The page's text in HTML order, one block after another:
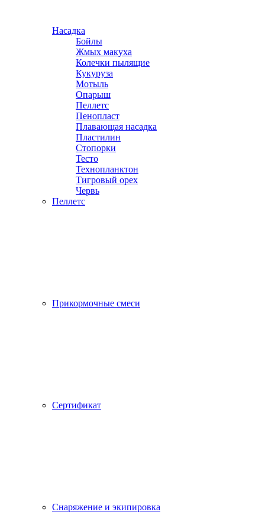
Насадка
Бойлы
Жмых макуха
Колечки пылящие
Кукуруза
Мотыль
Опарыш
Пеллетс
Пенопласт
Плавающая насадка
Пластилин
Стопорки
Тесто
Технопланктон
Тигровый орех
Червь
Пеллетс
Прикормочные смеси
Сертификат
Снаряжение и экипировка